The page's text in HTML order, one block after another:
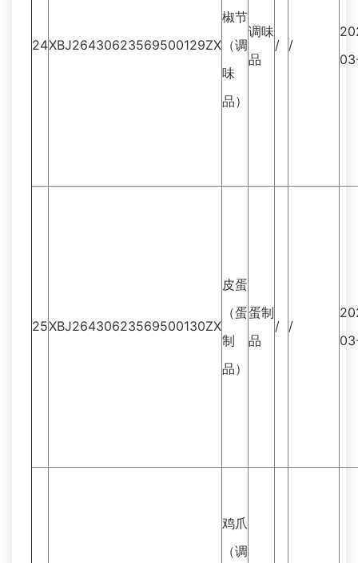
24XBJ26430623569500129ZX
椒节
（调
味
品）
调味
品
/ /
25XBJ26430623569500130ZX
皮蛋
（蛋
制
品）
蛋制
品
/ /
鸡爪
（调